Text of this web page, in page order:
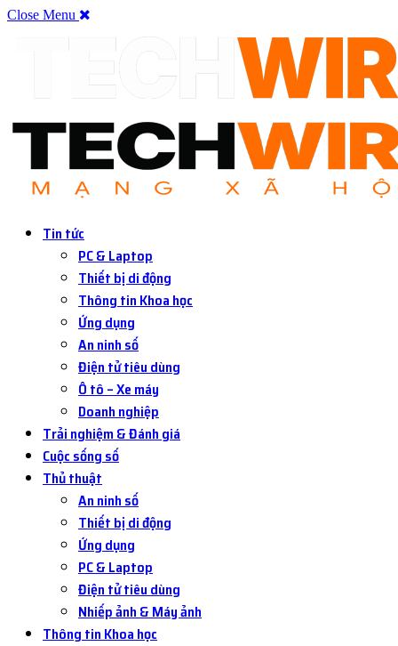
Close Menu
Tin tức
PC & Laptop
Thiết bị di động
Thông tin Khoa học
Ứng dụng
An ninh số
Điện tử tiêu dùng
Ô tô – Xe máy
Doanh nghiệp
Trải nghiệm & Đánh giá
Cuộc sống số
Thủ thuật
An ninh số
Thiết bị di động
Ứng dụng
PC & Laptop
Điện tử tiêu dùng
Nhiếp ảnh & Máy ảnh
Thông tin Khoa học